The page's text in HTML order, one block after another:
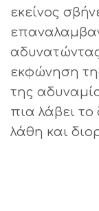
εκείνος
εκφώνηση
της
πια λάβει
λάθη και